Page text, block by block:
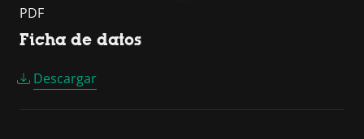
PDF
Ficha de datos
Descargar